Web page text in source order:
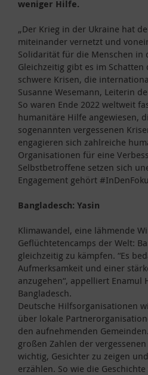
weniger Hilfe.
„Der Krieg in der Ukraine hat
miteinander vernetzt und
Solidarität für die Menschen
Gleichzeitig gibt es im
schwere Krisen, die
Susanne Wesemann, Leiterin
So waren Ende 2022 weltweit
humanitäre Hilfe angewiesen,
sogenannten vergessenen
engagieren sich zahlreiche
Organisationen für eine
Selbstbetroffene setzen sich
Engagement gehört
Bangladesch: Yasin
Klimawandel, eine lähmende
Geflüchtetencamps der Welt:
gleichzeitig zu kämpfen. “Es
Aufmerksamkeit und einer
anzugehen“, appelliert Enamul
Bangladesch.
Deutsche Hilfsorganisationen
über lokale
den aufnehmenden
großen Zahlen der
wichtig, Gesichter zu zeigen
erzählen. So wie die